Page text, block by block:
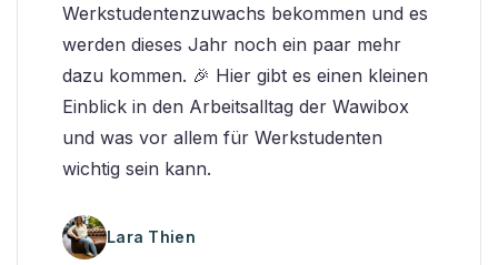
Werkstudentenzuwachs bekommen und es
werden dieses Jahr noch ein paar mehr
dazu kommen. 🎉 Hier gibt es einen kleinen
Einblick in den Arbeitsalltag der Wawibox
und was vor allem für Werkstudenten
wichtig sein kann.
Lara Thien